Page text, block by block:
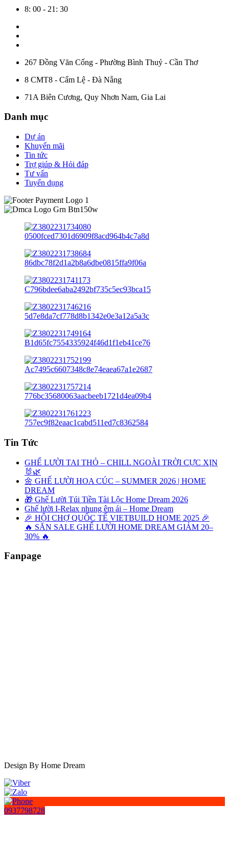
8: 00 - 21: 30
267 Đồng Văn Cống - Phường Bình Thuỷ - Cần Thơ
8 CMT8 - Cẩm Lệ - Đà Nẵng
71A Biên Cương, Quy Nhơn Nam, Gia Lai
Danh mục
Dự án
Khuyến mãi
Tin tức
Trợ giúp & Hỏi đáp
Tư vấn
Tuyển dụng
Tin Tức
GHẾ LƯỜI TAI THỎ – CHILL NGOÀI TRỜI CỰC XỊN
🐰🌿
🌼 GHẾ LƯỜI HOA CÚC – SUMMER 2026 | HOME
DREAM
🎁 Ghế Lười Túi Tiền Tài Lộc Home Dream 2026
Ghế lười I-Relax nhung êm ái – Home Dream
🎉 HỘI CHỢ QUỐC TẾ VIETBUILD HOME 2025 🎉
🔥 SĂN SALE GHẾ LƯỜI HOME DREAM GIẢM 20–
30% 🔥
Fanpage
Design By Home Dream
0937798728